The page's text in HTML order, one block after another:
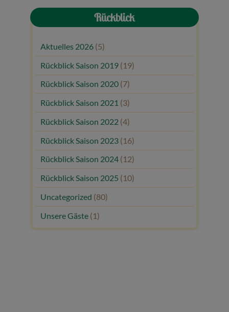
Rückblick
Aktuelles 2026 (5)
Rückblick Saison 2019 (19)
Rückblick Saison 2020 (7)
Rückblick Saison 2021 (3)
Rückblick Saison 2022 (4)
Rückblick Saison 2023 (16)
Rückblick Saison 2024 (12)
Rückblick Saison 2025 (10)
Uncategorized (80)
Unsere Gäste (1)